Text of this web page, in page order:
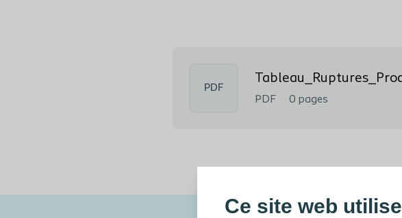
Ce site web
PDF
PDF 0 pages